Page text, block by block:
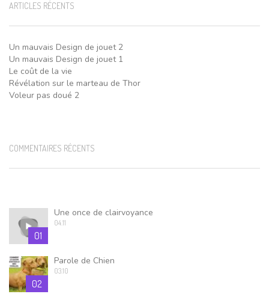
ARTICLES RÉCENTS
Un mauvais Design de jouet 2
Un mauvais Design de jouet 1
Le coût de la vie
Révélation sur le marteau de Thor
Voleur pas doué 2
COMMENTAIRES RÉCENTS
01
Une once de clairvoyance
04.11
02
Parole de Chien
03.10